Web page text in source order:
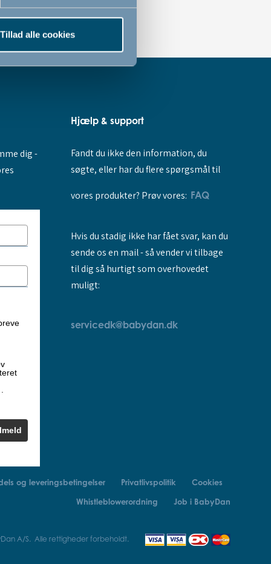
Tillad alle cookies
dig -
.
Hjælp & support
Fandt du ikke den information, du
søgte, eller har du flere spørgsmål til
vores produkter? Prøv vores: FAQ
Hvis du stadig ikke har fået svar, kan du
sende os en mail - så vender vi tilbage
til dig så hurtigt som overhovedet
muligt:
servicedk@babydan.dk
og leveringsbetingelser Privatlivspolitik
Cookies
Whistleblowerordning
Job i BabyDan
A/S. Alle rettigheder forbeholdt.